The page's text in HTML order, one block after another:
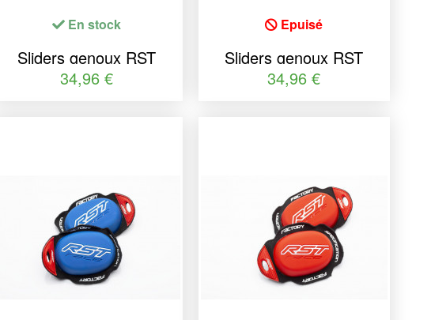
En stock
Sliders genoux RST
Factory
34,96 €
Epuisé
Sliders genoux RST
Factory
34,96 €